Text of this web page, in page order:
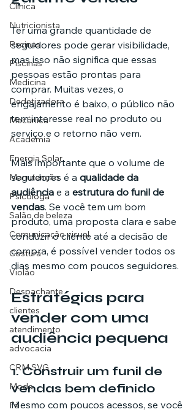
Clínica
Nutricionista
Pscinas
Piscinas
Medicina
Dedetizadora
Mecânica
Academia
Energia Solar
Manutenção
Psicóloga
Salão de beleza
Comunicação visual
Costura
Violão
Despachante
clientes
atendimento
advocacia
CRM SVG
Moda
Fé
Ter uma grande quantidade de
seguidores pode gerar visibilidade,
mas isso não significa que essas
pessoas estão prontas para
comprar. Muitas vezes, o
engajamento é baixo, o público não
tem interesse real no produto ou
serviço e o retorno não vem.
Mais importante que o volume de
seguidores é a qualidade da
audiência e a estrutura do funil de
vendas. Se você tem um bom
produto, uma proposta clara e sabe
conduzir o cliente até a decisão de
compra, é possível vender todos os
dias mesmo com poucos seguidores.
Estratégias para
vender com uma
audiência pequena
1. Construir um funil de
vendas bem definido
Mesmo com poucos acessos, se você